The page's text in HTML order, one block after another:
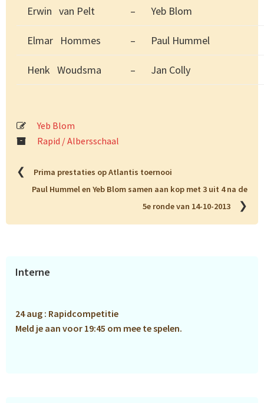
Erwin van Pelt – Yeb Blom
Elmar Hommes – Paul Hummel
Henk Woudsma – Jan Colly
Yeb Blom
Rapid / Albersschaal
❮
Prima prestaties op Atlantis toernooi
Paul Hummel en Yeb Blom samen aan kop met 3 uit 4 na de
5e ronde van 14-10-2013
❯
Primaire
Interne
24 aug : Rapidcompetitie
Meld je aan voor 19:45 om mee te spelen.